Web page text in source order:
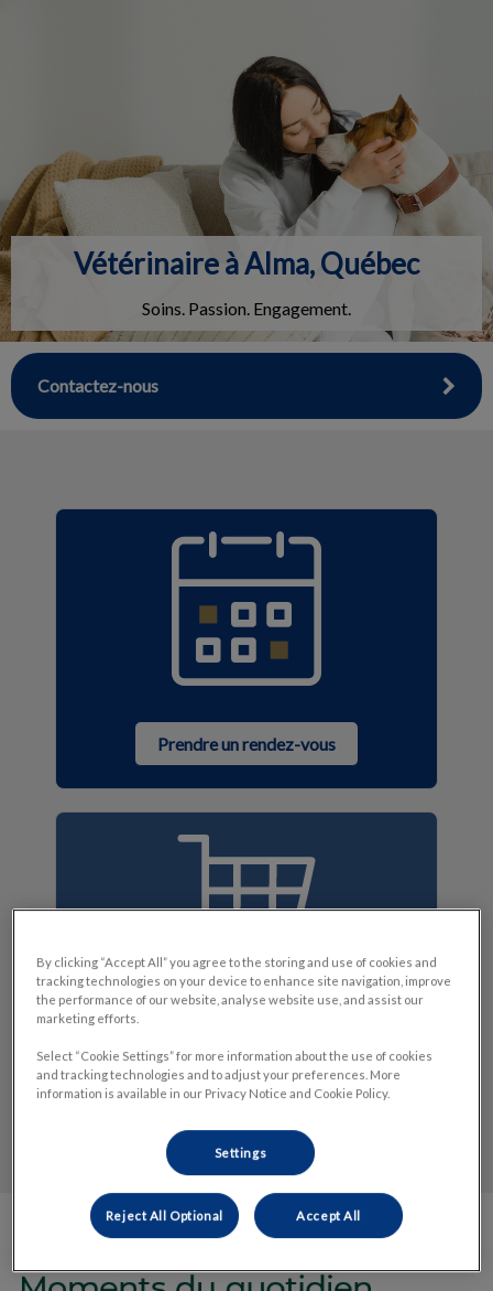
IvcPractices.HeaderNav.Search.Label
Vétérinaire à Alma, Québec
Soins. Passion. Engagement.
Contactez-nous
Prendre un rendez-vous
Magasiner en ligne
By clicking “Accept All” you agree to the storing and use of cookies and
tracking technologies on your device to enhance site navigation, improve
the performance of our website, analyse website use, and assist our
marketing efforts.
Select “Cookie Settings” for more information about the use of cookies
and tracking technologies and to adjust your preferences. More
information is available in our Privacy Notice and Cookie Policy.
Settings
Reject All Optional Accept All